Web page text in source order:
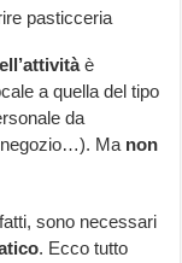
è
a quella del tipo
da
negozio…). Ma non
sono necessari
. Ecco tutto